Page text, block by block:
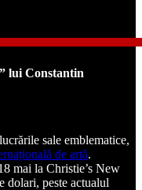
lui Constantin
sale emblematice,
de artă.
mai la Christie’s New
dolari, peste actualul